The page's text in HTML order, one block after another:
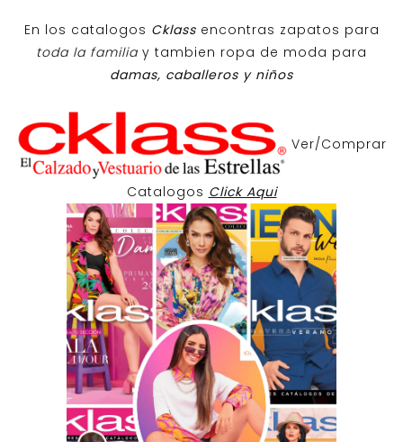
En los catalogos Cklass encontras zapatos para
toda la familiay tambien ropa de moda para
damas, caballeros y niños
Ver/Comprar
Catalogos Click Aqui